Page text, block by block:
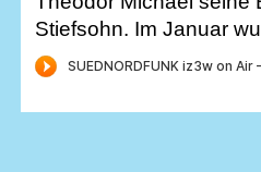
Stiefsohn. Im Januar